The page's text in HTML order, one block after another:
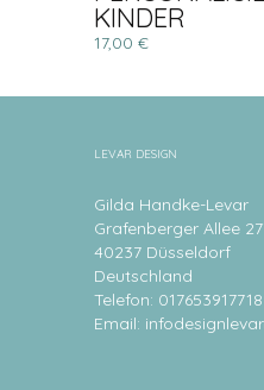
KINDER
17,00 €
LEVAR DESIGN
Gilda Handke-Levar
Grafenberger Allee
40237 Düsseldorf
Deutschland
Telefon: 017653917718
Email: